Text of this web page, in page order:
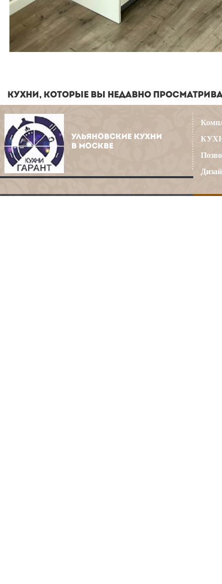
КУХНИ, КОТОРЫЕ ВЫ НЕДАВНО
УЛЬЯНОВСКИЕ КУХНИ
В МОСКВЕ